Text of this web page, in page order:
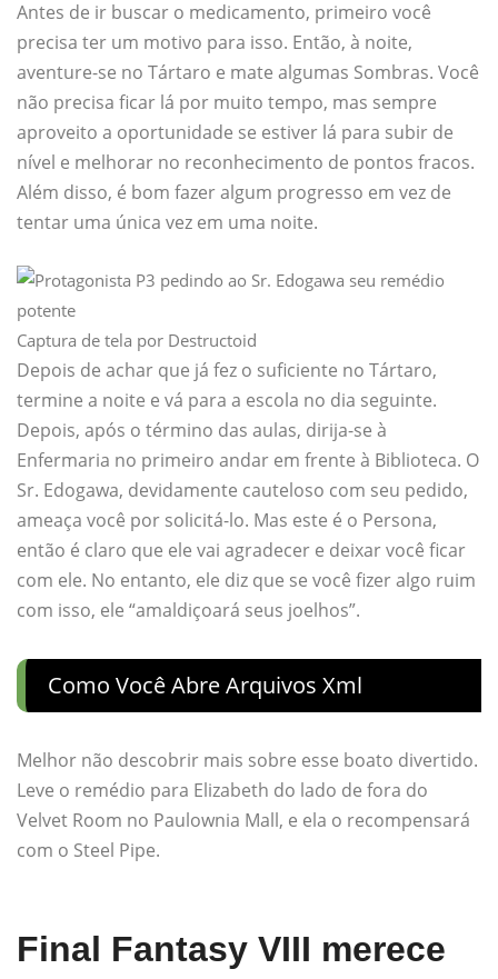
Antes de ir buscar o medicamento, primeiro você
precisa ter um motivo para isso. Então, à noite,
aventure-se no Tártaro e mate algumas Sombras. Você
não precisa ficar lá por muito tempo, mas sempre
aproveito a oportunidade se estiver lá para subir de
nível e melhorar no reconhecimento de pontos fracos.
Além disso, é bom fazer algum progresso em vez de
tentar uma única vez em uma noite.
Captura de tela por Destructoid
Depois de achar que já fez o suficiente no Tártaro,
termine a noite e vá para a escola no dia seguinte.
Depois, após o término das aulas, dirija-se à
Enfermaria no primeiro andar em frente à Biblioteca. O
Sr. Edogawa, devidamente cauteloso com seu pedido,
ameaça você por solicitá-lo. Mas este é o Persona,
então é claro que ele vai agradecer e deixar você ficar
com ele. No entanto, ele diz que se você fizer algo ruim
com isso, ele “amaldiçoará seus joelhos”.
Como Você Abre Arquivos Xml
Melhor não descobrir mais sobre esse boato divertido.
Leve o remédio para Elizabeth do lado de fora do
Velvet Room no Paulownia Mall, e ela o recompensará
com o Steel Pipe.
Final Fantasy VIII merece